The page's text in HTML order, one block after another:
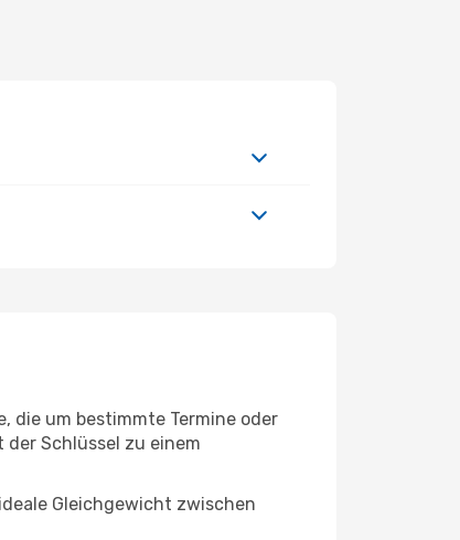
die um bestimmte Termine oder
Schlüssel zu einem
Gleichgewicht zwischen